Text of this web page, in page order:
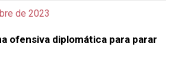
de 2023
ofensiva diplomática para parar